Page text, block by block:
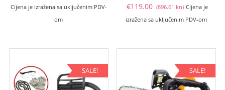
Cijena je izražena sa uključenim PDV-
om
€119.00 (896.61 kn)Trenutna
cijena
kn).
Cijena je
izražena sa uključenim PDV-om
SALE! SALE!